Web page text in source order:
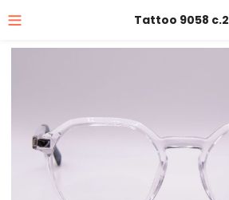
Tattoo 9058 c.2